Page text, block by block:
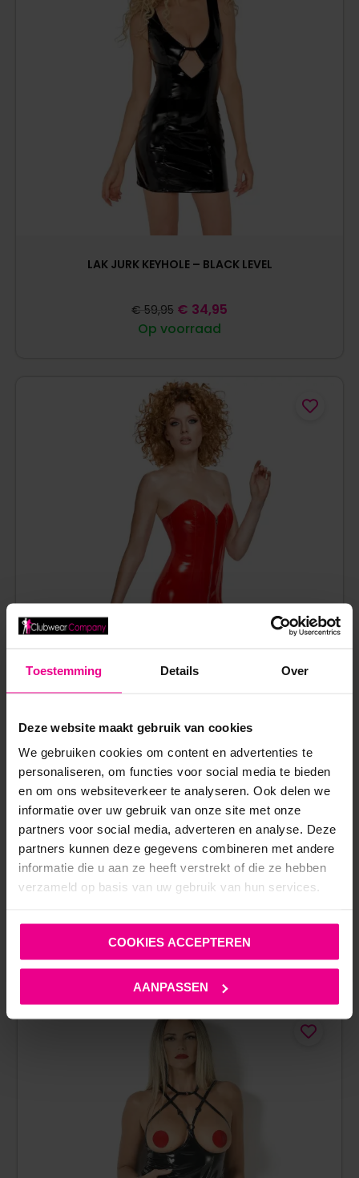
Toestemming Details Over
Deze website maakt gebruik van cookies
We gebruiken cookies om content en advertenties te
personaliseren, om functies voor social media te bieden
en om ons websiteverkeer te analyseren. Ook delen we
informatie over uw gebruik van onze site met onze
partners voor social media, adverteren en analyse. Deze
partners kunnen deze gegevens combineren met andere
informatie die u aan ze heeft verstrekt of die ze hebben
verzameld op basis van uw gebruik van hun services.
COOKIES ACCEPTEREN
AANPASSEN
LAK JURK KEYHOLE – BLACK LEVEL
Op voorraad
€ 59,95 € 34,95
RODE LAK STRAPLESS JURK MET BALEINEN EN DUBBELE
RITS – BLACK LEVEL
Op voorraad
€ 64,95
ANDERE MENSEN BEKEKEN OOK: